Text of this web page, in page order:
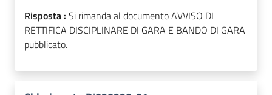
Risposta : Si rimanda al documento AVVISO DI
RETTIFICA DISCIPLINARE DI GARA E BANDO DI GARA
pubblicato.